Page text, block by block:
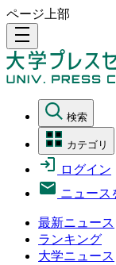
ページ上部
density_medium
検索
カテゴリ
ログイン
ニュース
最新ニュース
ランキング
大学ニュース